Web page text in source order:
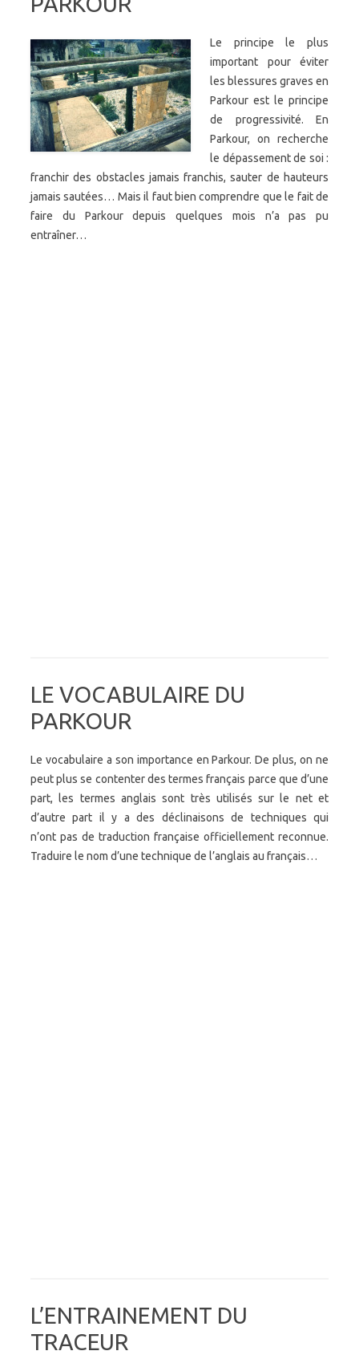
Le principe le plus
important pour éviter
les blessures graves en
Parkour est le principe
de progressivité. En
Parkour, on recherche
le dépassement de soi :
franchir des obstacles jamais franchis, sauter de hauteurs
jamais sautées… Mais il faut bien comprendre que le fait de
faire du Parkour depuis quelques mois n’a pas pu
entraîner…
LE VOCABULAIRE DU
PARKOUR
Le vocabulaire a son importance en Parkour. De plus, on ne
peut plus se contenter des termes français parce que d’une
part, les termes anglais sont très utilisés sur le net et
d’autre part il y a des déclinaisons de techniques qui
n’ont pas de traduction française officiellement reconnue.
Traduire le nom d’une technique de l’anglais au français…
L’ENTRAINEMENT DU
TRACEUR